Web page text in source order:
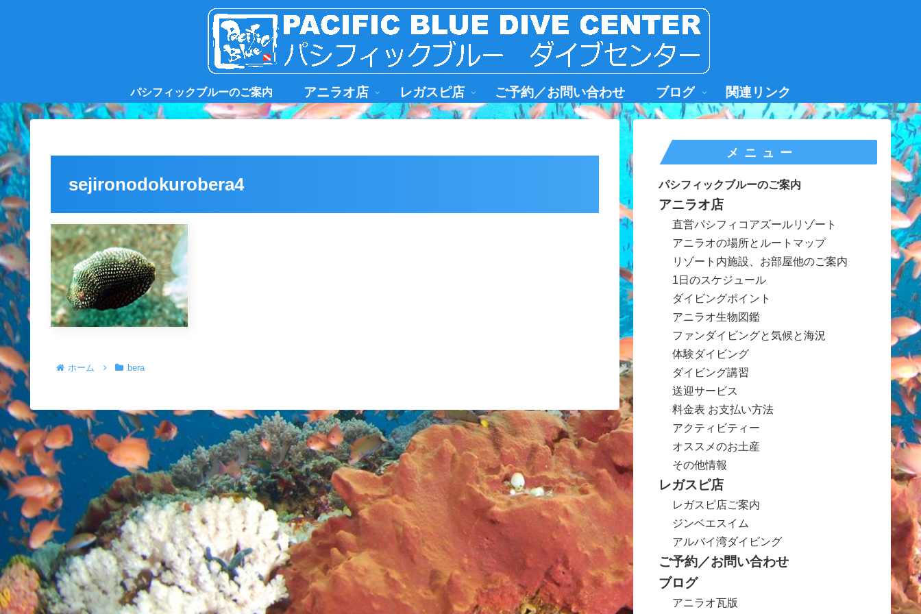
パシフィックブルーのご案内 アニラオ店 レガスピ店 ご予約／お問い合わせ ブログ 関連リンク
sejironodokurobera4
ホーム bera
メニュー
パシフィックブルーのご案内
アニラオ店
直営パシフィコアズールリゾート
アニラオの場所とルートマップ
リゾート内施設、お部屋他のご案内
1日のスケジュール
ダイビングポイント
アニラオ生物図鑑
ファンダイビングと気候と海況
体験ダイビング
ダイビング講習
送迎サービス
料金表 お支払い方法
アクティビティー
オススメのお土産
その他情報
レガスピ店
レガスピ店ご案内
ジンベエスイム
アルバイ湾ダイビング
ご予約／お問い合わせ
ブログ
アニラオ瓦版